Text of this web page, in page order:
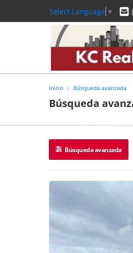
Select Language ▼
Inicio Búsqueda avanzada
Búsqueda
Búsqueda avanzada